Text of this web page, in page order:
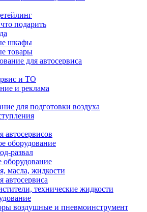
подарить
шкафы
товары
для автосервиса
и ТО
и реклама
для подготовки воздуха
автосервисов
оборудование
развал
оборудование
масла, жидкости
автосервиса
технические жидкости
воздушные и пневмоинструмент